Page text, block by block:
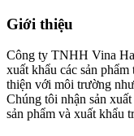
Giới thiệu
Công ty TNHH Vina
xuất khẩu các sản
thiện với môi trường
Chúng tôi nhận sản
sản phẩm và xuất khẩu